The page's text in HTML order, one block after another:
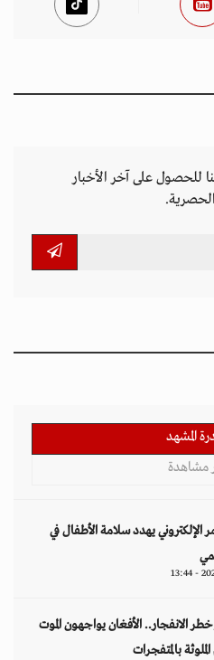
للحصول على آخر الأخبار
المشهد
مشاهدة
الإلكتروني يهدد سلامة الأطفال في
الانفجار.. الأفغان يواجهون الموت
بالمتفجرات